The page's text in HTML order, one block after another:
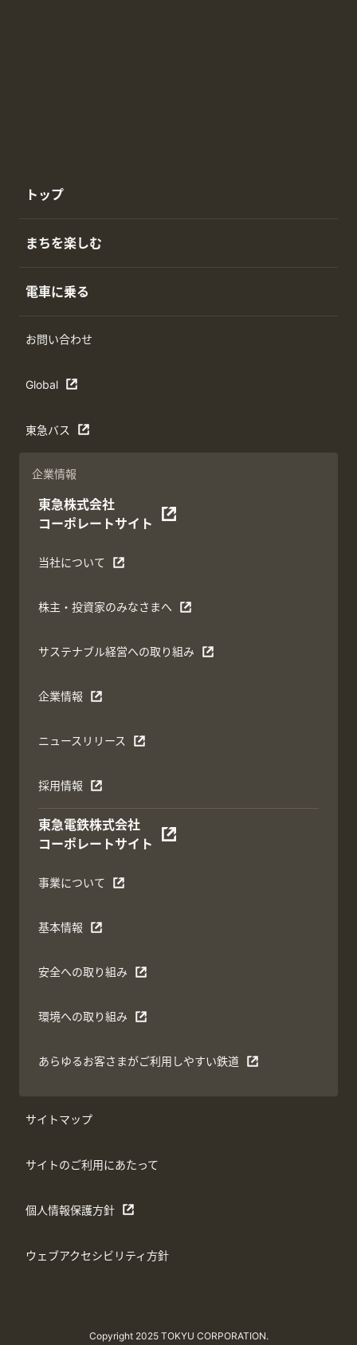
トップ
まちを楽しむ
電車に乗る
お問い合わせ
Global
東急バス
企業情報
東急株式会社
コーポレートサイト
当社について
株主・投資家のみなさまへ
サステナブル経営への取り組み
企業情報
ニュースリリース
採用情報
東急電鉄株式会社
コーポレートサイト
事業について
基本情報
安全への取り組み
環境への取り組み
あらゆるお客さまがご利用しやすい鉄道
サイトマップ
サイトのご利用にあたって
個人情報保護方針
ウェブアクセシビリティ方針
Copyright 2025 TOKYU CORPORATION.